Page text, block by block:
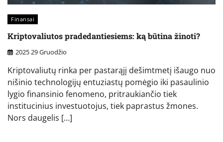
Finansai
Kriptovaliutos pradedantiesiems: ką būtina žinoti?
2025 29 Gruodžio
Kriptovaliutų rinka per pastarąjį dešimtmetį išaugo nuo
nišinio technologijų entuziastų pomėgio iki pasaulinio
lygio finansinio fenomeno, pritraukiančio tiek
institucinius investuotojus, tiek paprastus žmones.
Nors daugelis […]